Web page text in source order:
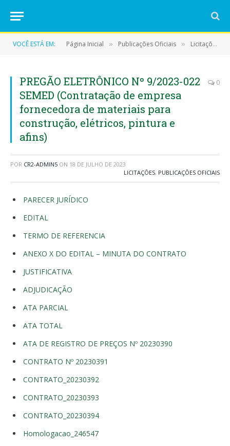
VOCÊ ESTÁ EM: Página Inicial » Publicações Oficiais » Licitações
PREGÃO ELETRÔNICO Nº 9/2023-022
SEMED (Contratação de empresa
fornecedora de materiais para
construção, elétricos, pintura e
afins)
0
POR CR2-ADMIN5 ON 18 DE JULHO DE 2023
LICITAÇÕES, PUBLICAÇÕES OFICIAIS
PARECER JURÍDICO
EDITAL
TERMO DE REFERENCIA
ANEXO X DO EDITAL – MINUTA DO CONTRATO
JUSTIFICATIVA
ADJUDICAÇÃO
ATA PARCIAL
ATA TOTAL
ATA DE REGISTRO DE PREÇOS Nº 20230390
CONTRATO Nº 20230391
CONTRATO_20230392
CONTRATO_20230393
CONTRATO_20230394
Homologacao_246547